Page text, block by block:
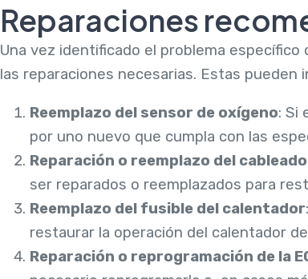
Reparaciones
Una vez identificado el problema
las reparaciones necesarias. Estas pueden
Reemplazo del sensor de oxígeno: Si
por uno nuevo que cumpla con las
Reparación o reemplazo del cableado
ser reparados o reemplazados para
Reemplazo del fusible del calentador
restaurar la operación del calentador
Reparación o reprogramación de la